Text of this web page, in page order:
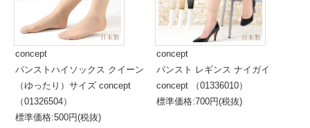
concept
パンストハイソックス クイーン
（ゆったり）サイズ concept
（01326504）
標準価格:500円(税抜)
concept
パンスト レギンス ナイガイ
concept （01336010）
標準価格:700円(税抜)